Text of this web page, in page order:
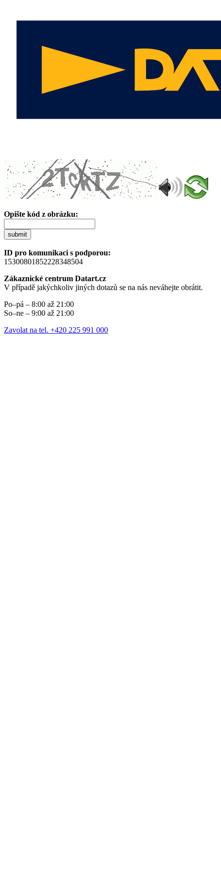
Opište kód z obrázku:
submit
ID pro komunikaci s podporou:
15300801852228348504
Zákaznické centrum Datart.cz
V případě jakýchkoliv jiných dotazů se na nás neváhejte obrátit.
Po–pá – 8:00 až 21:00
So–ne – 9:00 až 21:00
Zavolat na tel. +420 225 991 000